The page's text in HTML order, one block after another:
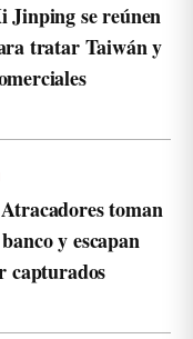
Jinping se reúnen
tratar Taiwán y
toman
y escapan
capturados